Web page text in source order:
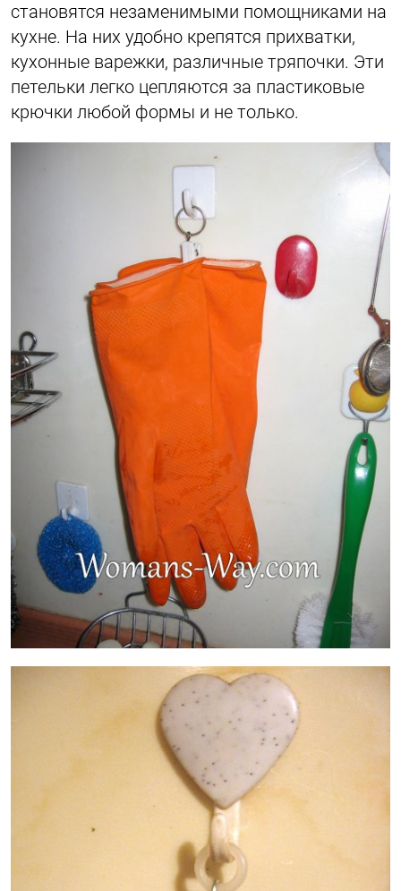
становятся незаменимыми помощниками на
кухне. На них удобно крепятся прихватки,
кухонные варежки, различные тряпочки. Эти
петельки легко цепляются за пластиковые
крючки любой формы и не только.